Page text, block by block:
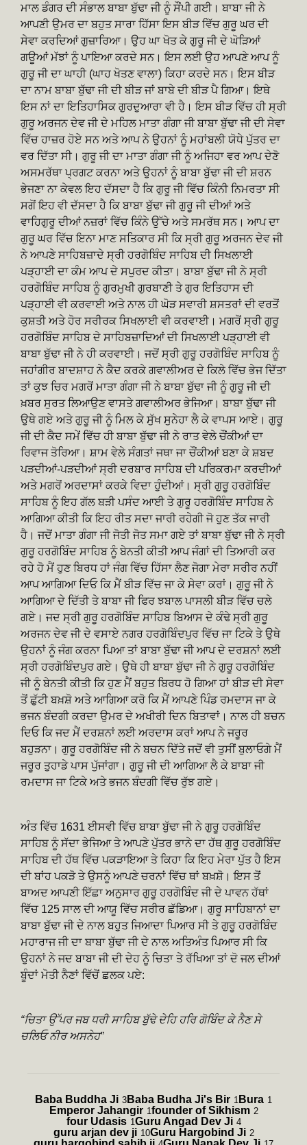
ਮਾਲ ਡੰਗਰ ਦੀ ਸੰਭਾਲ ਬਾਬਾ ਬੁੱਢਾ ਜੀ ਨੂੰ ਸੌਂਪੀ ਗਈ। ਬਾਬਾ ਜੀ ਨੇ
ਆਪਣੀ ਉਮਰ ਦਾ ਬਹੁਤ ਸਾਰਾ ਹਿੱਸਾ ਇਸ ਬੀੜ ਵਿੱਚ ਗੁਰੂ ਘਰ ਦੀ
ਸੇਵਾ ਕਰਦਿਆਂ ਗੁਜ਼ਾਰਿਆ। ਉਹ ਘਾ ਖੋਤ ਕੇ ਗੁਰੂ ਜੀ ਦੇ ਘੋੜਿਆਂ
ਗਊਆਂ ਮੱਝਾਂ ਨੂੰ ਪਾਇਆ ਕਰਦੇ ਸਨ। ਇਸ ਲਈ ਉਹ ਆਪਣੇ ਆਪ ਨੂੰ
ਗੁਰੂ ਜੀ ਦਾ ਘਾਹੀ (ਘਾਹ ਖੋਤਣ ਵਾਲਾ) ਕਿਹਾ ਕਰਦੇ ਸਨ। ਇਸ ਬੀੜ
ਦਾ ਨਾਮ ਬਾਬਾ ਬੁੱਢਾ ਜੀ ਦੀ ਬੀੜ ਜਾਂ ਬਾਬੇ ਦੀ ਬੀੜ ਪੈ ਗਿਆ। ਇਥੇ
ਇਸ ਨਾਂ ਦਾ ਇਤਿਹਾਸਿਕ ਗੁਰਦੁਆਰਾ ਵੀ ਹੈ। ਇਸ ਬੀੜ ਵਿੱਚ ਹੀ ਸ੍ਰੀ
ਗੁਰੂ ਅਰਜਨ ਦੇਵ ਜੀ ਦੇ ਮਹਿਲ ਮਾਤਾ ਗੰਗਾ ਜੀ ਬਾਬਾ ਬੁੱਢਾ ਜੀ ਦੀ ਸੇਵਾ
ਵਿੱਚ ਹਾਜ਼ਰ ਹੋਏ ਸਨ ਅਤੇ ਆਪ ਨੇ ਉਹਨਾਂ ਨੂੰ ਮਹਾਂਬਲੀ ਯੋਧੇ ਪੁੱਤਰ ਦਾ
ਵਰ ਦਿੱਤਾ ਸੀ। ਗੁਰੂ ਜੀ ਦਾ ਮਾਤਾ ਗੰਗਾ ਜੀ ਨੂੰ ਅਜਿਹਾ ਵਰ ਆਪ ਦੇਣੋ
ਅਸਮਰੱਥਾ ਪ੍ਰਗਟ ਕਰਨਾ ਅਤੇ ਉਹਨਾਂ ਨੂੰ ਬਾਬਾ ਬੁੱਢਾ ਜੀ ਦੀ ਸ਼ਰਨ
ਭੇਜਣਾ ਨਾ ਕੇਵਲ ਇਹ ਦੱਸਦਾ ਹੈ ਕਿ ਗੁਰੂ ਜੀ ਵਿੱਚ ਕਿੰਨੀ ਨਿਮਰਤਾ ਸੀ
ਸਗੋਂ ਇਹ ਵੀ ਦੱਸਦਾ ਹੈ ਕਿ ਬਾਬਾ ਬੁੱਢਾ ਜੀ ਗੁਰੂ ਜੀ ਦੀਆਂ ਅਤੇ
ਵਾਹਿਗੁਰੂ ਦੀਆਂ ਨਜ਼ਰਾਂ ਵਿੱਚ ਕਿੰਨੇ ਉੱਚੇ ਅਤੇ ਸਮਰੱਥ ਸਨ। ਆਪ ਦਾ
ਗੁਰੂ ਘਰ ਵਿੱਚ ਇਨਾ ਮਾਣ ਸਤਿਕਾਰ ਸੀ ਕਿ ਸ੍ਰੀ ਗੁਰੂ ਅਰਜਨ ਦੇਵ ਜੀ
ਨੇ ਆਪਣੇ ਸਾਹਿਬਜ਼ਾਦੇ ਸ੍ਰੀ ਹਰਗੋਬਿੰਦ ਸਾਹਿਬ ਦੀ ਸਿਖਲਾਈ
ਪੜ੍ਹਾਈ ਦਾ ਕੰਮ ਆਪ ਦੇ ਸਪੁਰਦ ਕੀਤਾ। ਬਾਬਾ ਬੁੱਢਾ ਜੀ ਨੇ ਸ੍ਰੀ
ਹਰਗੋਬਿੰਦ ਸਾਹਿਬ ਨੂੰ ਗੁਰਮੁਖੀ ਗੁਰਬਾਣੀ ਤੇ ਗੁਰ ਇਤਿਹਾਸ ਦੀ
ਪੜ੍ਹਾਈ ਵੀ ਕਰਵਾਈ ਅਤੇ ਨਾਲ ਹੀ ਘੋੜ ਸਵਾਰੀ ਸ਼ਸਤਰਾਂ ਦੀ ਵਰਤੋਂ
ਕੁਸ਼ਤੀ ਅਤੇ ਹੋਰ ਸਰੀਰਕ ਸਿਖਲਾਈ ਵੀ ਕਰਵਾਈ। ਮਗਰੋਂ ਸ੍ਰੀ ਗੁਰੂ
ਹਰਗੋਬਿੰਦ ਸਾਹਿਬ ਦੇ ਸਾਹਿਬਜ਼ਾਦਿਆਂ ਦੀ ਸਿਖਲਾਈ ਪੜ੍ਹਾਈ ਵੀ
ਬਾਬਾ ਬੁੱਢਾ ਜੀ ਨੇ ਹੀ ਕਰਵਾਈ। ਜਦੋਂ ਸ੍ਰੀ ਗੁਰੂ ਹਰਗੋਬਿੰਦ ਸਾਹਿਬ ਨੂੰ
ਜਹਾਂਗੀਰ ਬਾਦਸ਼ਾਹ ਨੇ ਕੈਦ ਕਰਕੇ ਗਵਾਲੀਅਰ ਦੇ ਕਿਲੇ ਵਿੱਚ ਭੇਜ ਦਿੱਤਾ
ਤਾਂ ਕੁਝ ਚਿਰ ਮਗਰੋਂ ਮਾਤਾ ਗੰਗਾ ਜੀ ਨੇ ਬਾਬਾ ਬੁੱਢਾ ਜੀ ਨੂੰ ਗੁਰੂ ਜੀ ਦੀ
ਖ਼ਬਰ ਸੁਰਤ ਲਿਆਉਣ ਵਾਸਤੇ ਗਵਾਲੀਅਰ ਭੇਜਿਆ। ਬਾਬਾ ਬੁੱਢਾ ਜੀ
ਉਥੇ ਗਏ ਅਤੇ ਗੁਰੂ ਜੀ ਨੂੰ ਮਿਲ ਕੇ ਸੁੱਖ ਸੁਨੇਹਾ ਲੈ ਕੇ ਵਾਪਸ ਆਏ। ਗੁਰੂ
ਜੀ ਦੀ ਕੈਦ ਸਮੇਂ ਵਿੱਚ ਹੀ ਬਾਬਾ ਬੁੱਢਾ ਜੀ ਨੇ ਰਾਤ ਵੇਲੇ ਚੌਂਕੀਆਂ ਦਾ
ਰਿਵਾਜ ਤੋਰਿਆ। ਸ਼ਾਮ ਵੇਲੇ ਸੰਗਤਾਂ ਜਥਾ ਜਾ ਚੌਂਕੀਆਂ ਬਣਾ ਕੇ ਸ਼ਬਦ
ਪੜਦੀਆਂ-ਪੜਦੀਆਂ ਸ੍ਰੀ ਦਰਬਾਰ ਸਾਹਿਬ ਦੀ ਪਰਿਕਰਮਾ ਕਰਦੀਆਂ
ਅਤੇ ਮਗਰੋਂ ਅਰਦਾਸਾਂ ਕਰਕੇ ਵਿਦਾ ਹੁੰਦੀਆਂ। ਸ੍ਰੀ ਗੁਰੂ ਹਰਗੋਬਿੰਦ
ਸਾਹਿਬ ਨੂੰ ਇਹ ਗੱਲ ਬੜੀ ਪਸੰਦ ਆਈ ਤੇ ਗੁਰੂ ਹਰਗੋਬਿੰਦ ਸਾਹਿਬ ਨੇ
ਆਗਿਆ ਕੀਤੀ ਕਿ ਇਹ ਰੀਤ ਸਦਾ ਜਾਰੀ ਰਹੇਗੀ ਜੋ ਹੁਣ ਤੱਕ ਜਾਰੀ
ਹੈ। ਜਦੋਂ ਮਾਤਾ ਗੰਗਾ ਜੀ ਜੋਤੀ ਜੋਤ ਸਮਾ ਗਏ ਤਾਂ ਬਾਬਾ ਬੁੱਢਾ ਜੀ ਨੇ ਸ੍ਰੀ
ਗੁਰੂ ਹਰਗੋਬਿੰਦ ਸਾਹਿਬ ਨੂੰ ਬੇਨਤੀ ਕੀਤੀ ਆਪ ਜੰਗਾਂ ਦੀ ਤਿਆਰੀ ਕਰ
ਰਹੇ ਹੋ ਮੈਂ ਹੁਣ ਬਿਰਧ ਹਾਂ ਜੰਗ ਵਿੱਚ ਹਿੱਸਾ ਲੈਣ ਜੋਗਾ ਮੇਰਾ ਸਰੀਰ ਨਹੀਂ
ਆਪ ਆਗਿਆ ਦਿਓ ਕਿ ਮੈਂ ਬੀੜ ਵਿੱਚ ਜਾ ਕੇ ਸੇਵਾ ਕਰਾਂ। ਗੁਰੂ ਜੀ ਨੇ
ਆਗਿਆ ਦੇ ਦਿੱਤੀ ਤੇ ਬਾਬਾ ਜੀ ਫਿਰ ਝਬਾਲ ਪਾਸਲੀ ਬੀੜ ਵਿੱਚ ਚਲੇ
ਗਏ। ਜਦ ਸ੍ਰੀ ਗੁਰੂ ਹਰਗੋਬਿੰਦ ਸਾਹਿਬ ਬਿਆਸ ਦੇ ਕੰਢੇ ਸ੍ਰੀ ਗੁਰੂ
ਅਰਜਨ ਦੇਵ ਜੀ ਦੇ ਵਸਾਏ ਨਗਰ ਹਰਗੋਬਿੰਦਪੁਰ ਵਿੱਚ ਜਾ ਟਿਕੇ ਤੇ ਉਥੇ
ਉਹਨਾਂ ਨੂੰ ਜੰਗ ਕਰਨਾ ਪਿਆ ਤਾਂ ਬਾਬਾ ਬੁੱਢਾ ਜੀ ਆਪ ਦੇ ਦਰਸ਼ਨਾਂ ਲਈ
ਸ੍ਰੀ ਹਰਗੋਬਿੰਦਪੁਰ ਗਏ। ਉਥੇ ਹੀ ਬਾਬਾ ਬੁੱਢਾ ਜੀ ਨੇ ਗੁਰੂ ਹਰਗੋਬਿੰਦ
ਜੀ ਨੂੰ ਬੇਨਤੀ ਕੀਤੀ ਕਿ ਹੁਣ ਮੈਂ ਬਹੁਤ ਬਿਰਧ ਹੋ ਗਿਆ ਹਾਂ ਬੀੜ ਦੀ ਸੇਵਾ
ਤੋਂ ਛੁੱਟੀ ਬਖ਼ਸ਼ੋ ਅਤੇ ਆਗਿਆ ਕਰੋ ਕਿ ਮੈਂ ਆਪਣੇ ਪਿੰਡ ਰਮਦਾਸ ਜਾ ਕੇ
ਭਜਨ ਬੰਦਗੀ ਕਰਦਾ ਉਮਰ ਦੇ ਅਖੀਰੀ ਦਿਨ ਬਿਤਾਵਾਂ। ਨਾਲ ਹੀ ਬਚਨ
ਦਿਓ ਕਿ ਜਦ ਮੈਂ ਦਰਸ਼ਨਾਂ ਲਈ ਅਰਦਾਸ ਕਰਾਂ ਆਪ ਨੇ ਜਰੂਰ
ਬਹੁੜਨਾ। ਗੁਰੂ ਹਰਗੋਬਿੰਦ ਜੀ ਨੇ ਬਚਨ ਦਿੱਤੇ ਜਦੋਂ ਵੀ ਤੁਸੀਂ ਬੁਲਾਓਗੇ ਮੈਂ
ਜਰੂਰ ਤੁਹਾਡੇ ਪਾਸ ਪੁੱਜਾਂਗਾ। ਗੁਰੂ ਜੀ ਦੀ ਆਗਿਆ ਲੈ ਕੇ ਬਾਬਾ ਜੀ
ਰਮਦਾਸ ਜਾ ਟਿਕੇ ਅਤੇ ਭਜਨ ਬੰਦਗੀ ਵਿੱਚ ਰੁੱਝ ਗਏ।
ਅੰਤ ਵਿੱਚ 1631 ਈਸਵੀ ਵਿੱਚ ਬਾਬਾ ਬੁੱਢਾ ਜੀ ਨੇ ਗੁਰੂ ਹਰਗੋਬਿੰਦ
ਸਾਹਿਬ ਨੂੰ ਸੱਦਾ ਭੇਜਿਆ ਤੇ ਆਪਣੇ ਪੁੱਤਰ ਭਾਨੇ ਦਾ ਹੱਥ ਗੁਰੂ ਹਰਗੋਬਿੰਦ
ਸਾਹਿਬ ਦੀ ਹੱਥ ਵਿੱਚ ਪਕੜਾਇਆ ਤੇ ਕਿਹਾ ਕਿ ਇਹ ਮੇਰਾ ਪੁੱਤ ਹੈ ਇਸ
ਦੀ ਬਾਂਹ ਪਕੜੋ ਤੇ ਉਸਨੂੰ ਆਪਣੇ ਚਰਨਾਂ ਵਿੱਚ ਥਾਂ ਬਖ਼ਸ਼ੋ। ਇਸ ਤੋਂ
ਬਾਅਦ ਆਪਣੀ ਇੱਛਾ ਅਨੁਸਾਰ ਗੁਰੂ ਹਰਗੋਬਿੰਦ ਜੀ ਦੇ ਪਾਵਨ ਹੱਥਾਂ
ਵਿੱਚ 125 ਸਾਲ ਦੀ ਆਯੂ ਵਿੱਚ ਸਰੀਰ ਛੱਡਿਆ। ਗੁਰੂ ਸਾਹਿਬਾਨਾਂ ਦਾ
ਬਾਬਾ ਬੁੱਢਾ ਜੀ ਦੇ ਨਾਲ ਬਹੁਤ ਜਿਆਦਾ ਪਿਆਰ ਸੀ ਤੇ ਗੁਰੂ ਹਰਗੋਬਿੰਦ
ਮਹਾਰਾਜ ਜੀ ਦਾ ਬਾਬਾ ਬੁੱਢਾ ਜੀ ਦੇ ਨਾਲ ਅਤਿਅੰਤ ਪਿਆਰ ਸੀ ਕਿ
ਉਹਨਾਂ ਨੇ ਜਦ ਬਾਬਾ ਜੀ ਦੀ ਦੇਹ ਨੂੰ ਚਿਤਾ ਤੇ ਰੱਖਿਆ ਤਾਂ ਦੋ ਜਲ ਦੀਆਂ
ਬੂੰਦਾਂ ਮੋਤੀ ਨੈਣਾਂ ਵਿੱਚੋਂ ਛਲਕ ਪਏ:
“ਚਿਤਾ ਉੱਪਰ ਜਬ ਧਰੀ ਸਾਹਿਬ ਬੁੱਢੇ ਦੇਹਿ ਹਰਿ ਗੋਬਿੰਦ ਕੇ ਨੈਣ ਸੇ
ਚਲਿਓ ਨੀਰ ਅਸਨੇਹ”
Baba Buddha Ji 3 Baba Budha Ji's Bir 1 Bura 1
Emperor Jahangir 1 founder of Sikhism 2
four Udasis 1 Guru Angad Dev Ji 4
guru arjan dev ji 10Guru Hargobind Ji 2